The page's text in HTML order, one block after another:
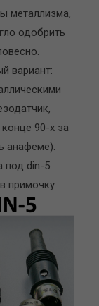
металлизма,
одобрить
вариант:
90-х за
анафеме).
под din-5.
примочку